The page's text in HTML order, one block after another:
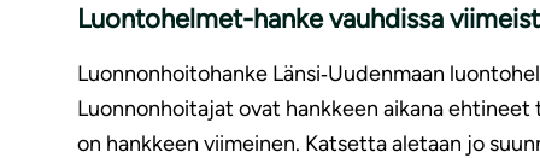
Luontohelmet-hanke vauhdissa
Luonnonhoitohanke Länsi‑Uudenmaan
Luonnonhoitajat ovat hankkeen aikana
on hankkeen viimeinen. Katsetta aletaan jo